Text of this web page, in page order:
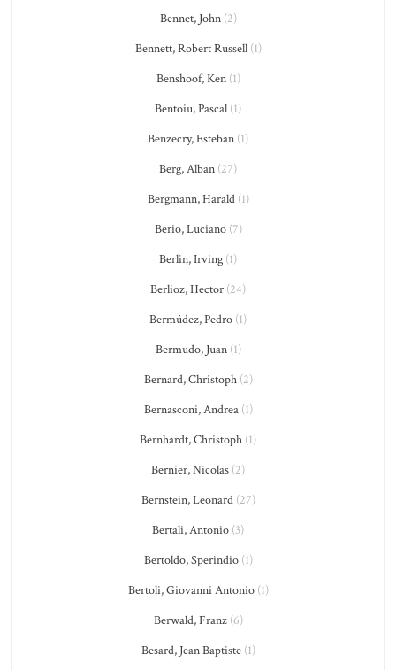
Bennet, John(2)
Bennett, Robert Russell(1)
Benshoof, Ken(1)
Bentoiu, Pascal (1)
Benzecry, Esteban (1)
Berg, Alban (27)
Bergmann, Harald(1)
Berio, Luciano(7)
Berlin, Irving (1)
Berlioz, Hector (24)
Bermúdez, Pedro (1)
Bermudo, Juan(1)
Bernard, Christoph(2)
Bernasconi, Andrea(1)
Bernhardt, Christoph (1)
Bernier, Nicolas (2)
Bernstein, Leonard(27)
Bertali, Antonio (3)
Bertoldo, Sperindio(1)
Bertoli, Giovanni Antonio(1)
Berwald, Franz(6)
Besard, Jean Baptiste(1)